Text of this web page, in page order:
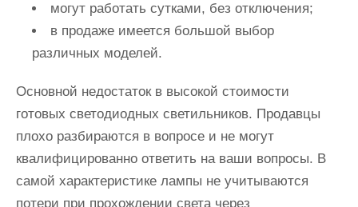
могут работать сутками, без отключения;
в продаже имеется большой выбор
различных моделей.
Основной недостаток в высокой стоимости
готовых светодиодных светильников. Продавцы
плохо разбираются в вопросе и не могут
квалифицированно ответить на ваши вопросы. В
самой характеристике лампы не учитываются
потери при прохождении света через